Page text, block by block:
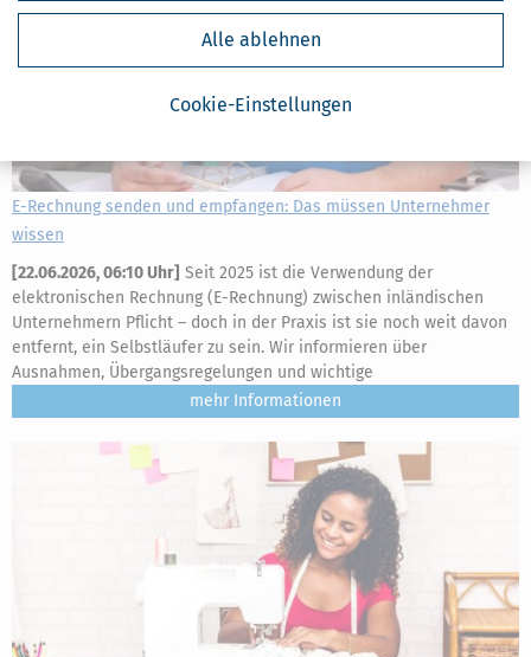
Cookie-Einstellungen
Alle ablehnen
E-Rechnung senden und empfangen: Das müssen Unternehmer
wissen
[22.06.2026, 06:10 Uhr] Seit 2025 ist die Verwendung der
elektronischen Rechnung (E-Rechnung) zwischen inländischen
Unternehmern Pflicht – doch in der Praxis ist sie noch weit davon
entfernt, ein Selbstläufer zu sein. Wir informieren über
Ausnahmen, Übergangsregelungen und wichtige
mehr